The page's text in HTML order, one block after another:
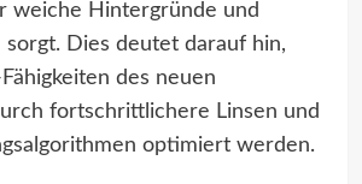
weiche Hintergründe und
Dies deutet darauf hin,
des neuen
fortschrittlichere Linsen und
optimiert werden.